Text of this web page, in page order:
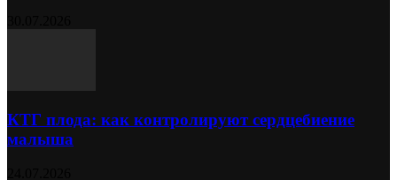
КТГ плода: как контролируют сердцебиение
малыша